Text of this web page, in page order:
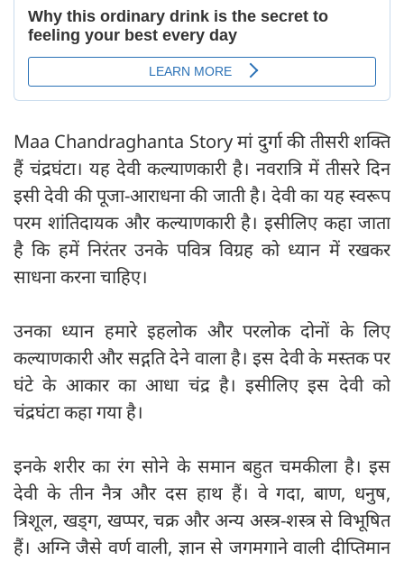
Maa Chandraghanta Story मां दुर्गा की तीसरी शक्ति
हैं चंद्रघंटा। यह देवी कल्याणकारी है। नवरात्रि में तीसरे दिन
इसी देवी की पूजा-आराधना की जाती है। देवी का यह स्वरूप
परम शांतिदायक और कल्याणकारी है। इसीलिए कहा जाता
है कि हमें निरंतर उनके पवित्र विग्रह को ध्यान में रखकर
साधना करना चाहिए।
उनका ध्यान हमारे इहलोक और परलोक दोनों के लिए
कल्याणकारी और सद्गति देने वाला है। इस देवी के मस्तक पर
घंटे के आकार का आधा चंद्र है। इसीलिए इस देवी को
चंद्रघंटा कहा गया है।
इनके शरीर का रंग सोने के समान बहुत चमकीला है। इस
देवी के तीन नैत्र और दस हाथ हैं। वे गदा, बाण, धनुष,
त्रिशूल, खड्ग, खप्पर, चक्र और अन्य अस्त्र-शस्त्र से विभूषित
हैं। अग्नि जैसे वर्ण वाली, ज्ञान से जगमगाने वाली दीप्तिमान